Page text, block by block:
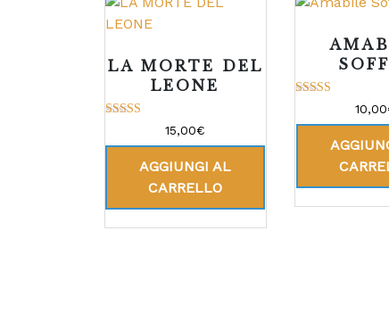
LA MORTE DEL
LEONE
su 5
15,00€
AGGIUNGI AL
CARRELLO
su 5
10,00